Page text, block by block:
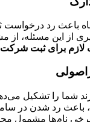
باعث رد درخواست
از این مسئله، از
لازم برای ثبت شرکت
شما را تشکیل
باعث رد شدن در
نام‌ها مشمول